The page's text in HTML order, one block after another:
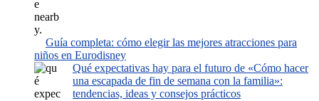
Guía completa: cómo elegir las mejores atracciones para
niños en Eurodisney
Qué expectativas hay para el futuro de «Cómo hacer
una escapada de fin de semana con la familia»:
tendencias, ideas y consejos prácticos